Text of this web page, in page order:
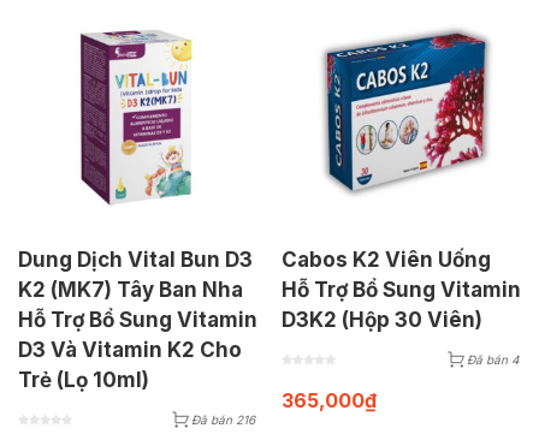
Dung Dịch Vital Bun D3
K2 (MK7) Tây Ban Nha
Hỗ Trợ Bổ Sung Vitamin
D3 Và Vitamin K2 Cho
Trẻ (Lọ 10ml)
Đã bán 216
Cabos K2 Viên Uống
Hỗ Trợ Bổ Sung Vitamin
D3K2 (Hộp 30 Viên)
Đã bán 4
365,000₫